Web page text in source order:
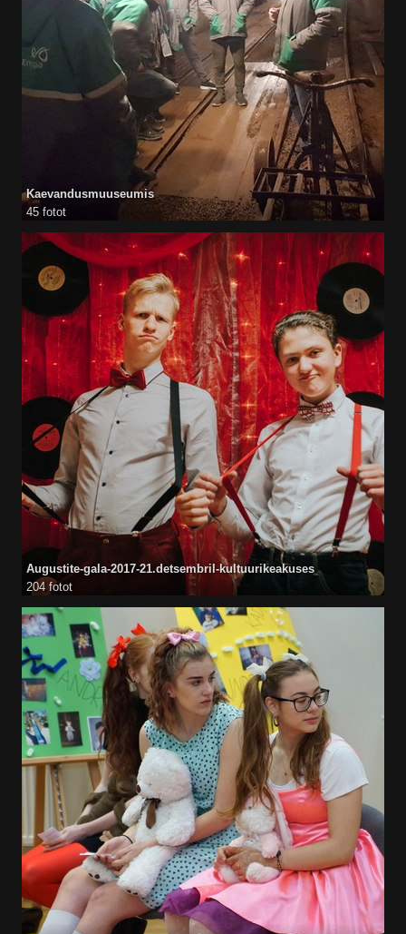
Kaevandusmuuseumis
45 fotot
Augustite-gala-2017-21.detsembril-kultuurikeakuses
204 fotot